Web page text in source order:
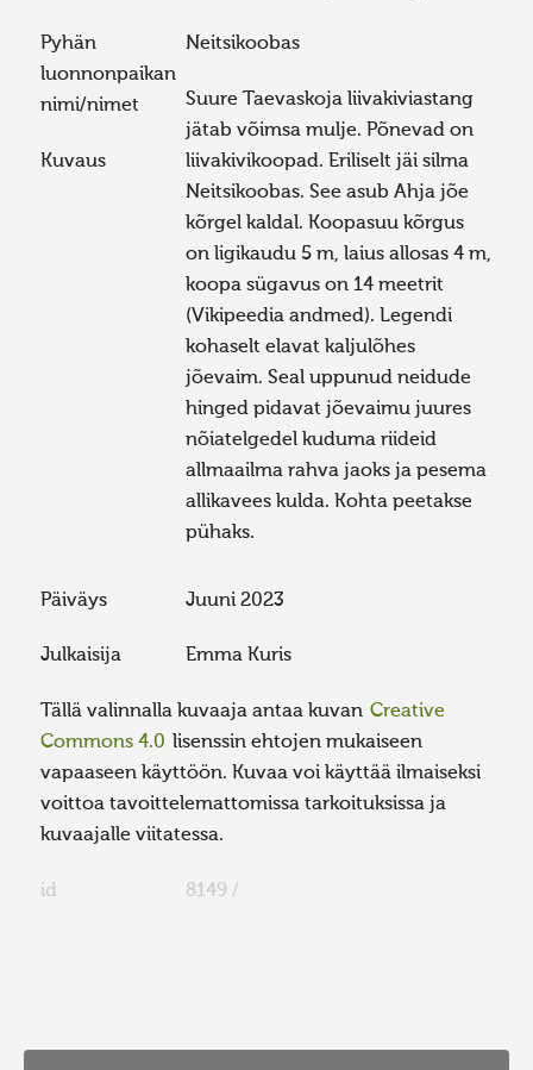
Pyhän
luonnonpaikan
nimi/nimet
Neitsikoobas
Kuvaus
Suure Taevaskoja liivakiviastang
jätab võimsa mulje. Põnevad on
liivakivikoopad. Eriliselt jäi silma
Neitsikoobas. See asub Ahja jõe
kõrgel kaldal. Koopasuu kõrgus
on ligikaudu 5 m, laius allosas 4 m,
koopa sügavus on 14 meetrit
(Vikipeedia andmed). Legendi
kohaselt elavat kaljulõhes
jõevaim. Seal uppunud neidude
hinged pidavat jõevaimu juures
nõiatelgedel kuduma riideid
allmaailma rahva jaoks ja pesema
allikavees kulda. Kohta peetakse
pühaks.
Päiväys Juuni 2023
Julkaisija Emma Kuris
Tällä valinnalla kuvaaja antaa kuvan Creative
Commons 4.0 lisenssin ehtojen mukaiseen
vapaaseen käyttöön. Kuvaa voi käyttää ilmaiseksi
voittoa tavoittelemattomissa tarkoituksissa ja
kuvaajalle viitatessa.
id 8149 /